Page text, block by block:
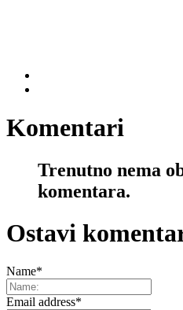
Komentari
Trenutno nema
komentara.
Ostavi
Name*
Email address*